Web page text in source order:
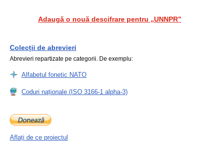
Adaugă o nouă descifrare pentru „UNNPR”
Colecții de abrevieri
Abrevieri repartizate pe categorii. De exemplu:
Alfabetul fonetic NATO
Coduri naționale (ISO 3166-1 alpha-3)
Aflați de ce proiectul